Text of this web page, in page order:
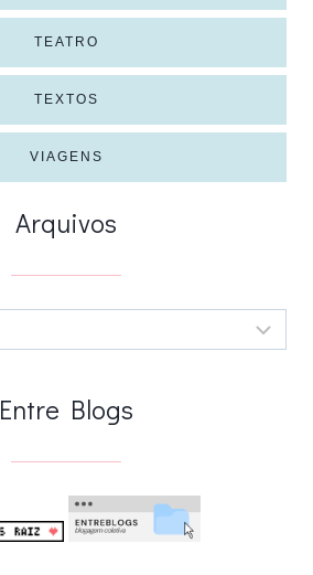
TEATRO
TEXTOS
VIAGENS
Arquivos
Entre Blogs